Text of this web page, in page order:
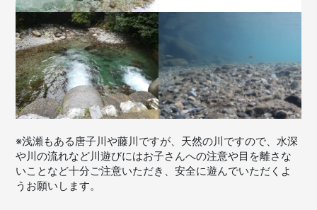
※浅瀬もある唐子川や藤川ですが、天然の川ですので、水深
や川の流れなど川遊びにはお子さんへの注意や目を離さな
いことなど十分ご注意いただき、安全に遊んでいただくよ
うお願いします。